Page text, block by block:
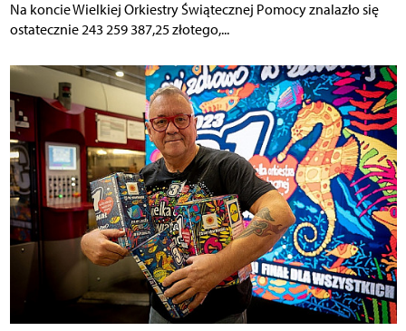
Na koncie Wielkiej Orkiestry Świątecznej Pomocy znalazło się
ostatecznie 243 259 387,25 złotego,...